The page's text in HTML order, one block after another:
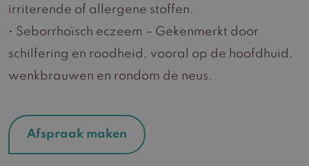
irriterende of allergene stoffen.
• Seborrhoïsch eczeem – Gekenmerkt door
schilfering en roodheid, vooral op de hoofdhuid,
wenkbrauwen en rondom de neus.
Afspraak maken